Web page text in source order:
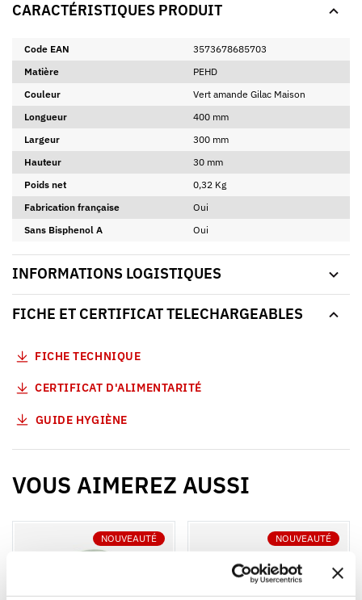
CARACTÉRISTIQUES PRODUIT
Code EAN
3573678685703
Matière
PEHD
Couleur
Vert amande Gilac Maison
Longueur
400 mm
Largeur
300 mm
Hauteur
30 mm
Poids net
0,32 Kg
Fabrication française
Oui
Sans Bisphenol A
Oui
INFORMATIONS LOGISTIQUES
FICHE ET CERTIFICAT TELECHARGEABLES
FICHE TECHNIQUE
CERTIFICAT D'ALIMENTARITÉ
GUIDE HYGIÈNE
VOUS AIMEREZ AUSSI
NOUVEAUTÉ NOUVEAUTÉ